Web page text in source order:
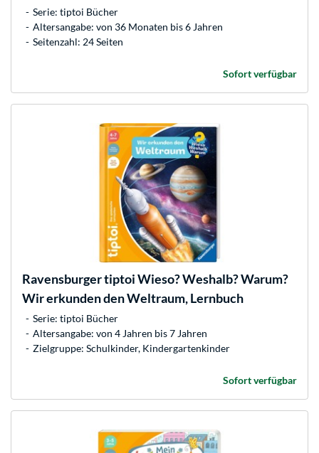
Serie: tiptoi Bücher
Altersangabe: von 36 Monaten bis 6 Jahren
Seitenzahl: 24 Seiten
Sofort verfügbar
Ravensburgertiptoi Wieso? Weshalb? Warum?
Wir erkunden den Weltraum, Lernbuch
Serie: tiptoi Bücher
Altersangabe: von 4 Jahren bis 7 Jahren
Zielgruppe: Schulkinder, Kindergartenkinder
Sofort verfügbar